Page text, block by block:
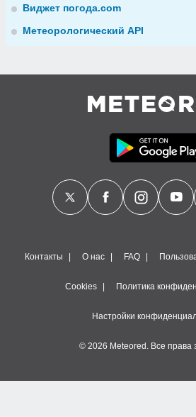
Виджет погода.com
Метеорологический API
Контакты О нас FAQ
Cookies Политика
Настройки
© 2026 Meteored. Все